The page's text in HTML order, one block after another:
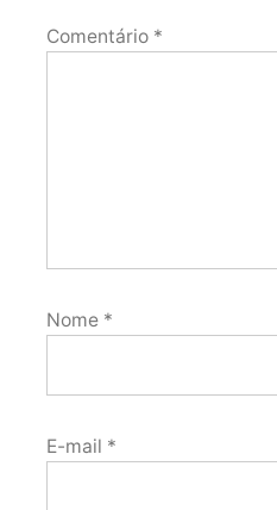
Comentário *
Nome *
E-mail *